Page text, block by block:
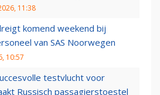
11:38
komend weekend bij
van SAS Noorwegen
10:57
testvlucht voor
Russisch passagierstoestel